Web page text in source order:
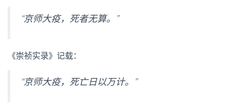
“京师大疫，死者无算。”
《崇祯实录》记载：
“京师大疫，死亡日以万计。”